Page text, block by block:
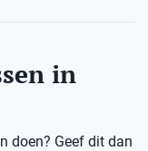
in
doen? Geef dit dan